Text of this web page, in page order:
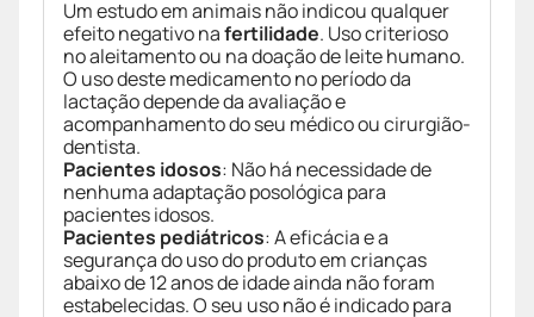
Um estudo em animais não indicou qualquer
efeito negativo nafertilidade. Uso criterioso
no aleitamento ou na doação de leite humano.
O uso deste medicamento no período da
lactação depende da avaliação e
acompanhamento do seu médico ou cirurgião-
dentista.
Pacientes idosos: Não há necessidade de
nenhuma adaptação posológica para
pacientes idosos.
Pacientes pediátricos: A eficácia e a
segurança do uso do produto em crianças
abaixo de 12 anos de idade ainda não foram
estabelecidas. O seu uso não é indicado para